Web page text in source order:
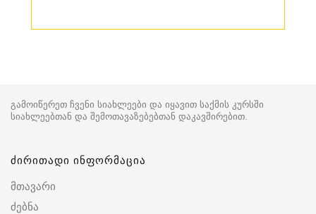
გამოიწერეთ ჩვენი სიახლეები და იყავით საქმის კურსში
სიახლეებთან და შემოთავაზებებთან დაკავშირებით.
ძირითადი ინფორმაცია
მთავარი
ძებნა